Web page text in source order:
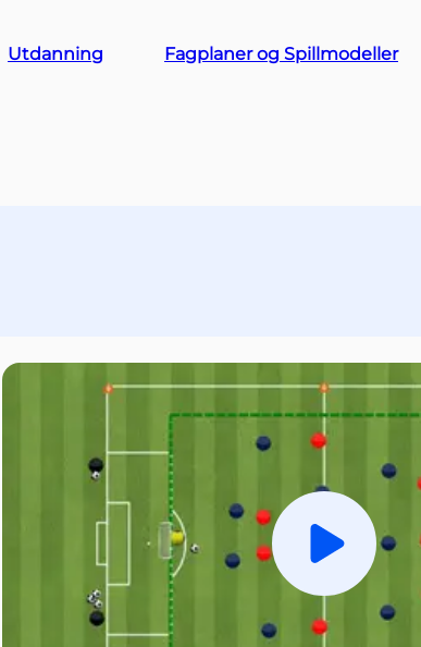
Utdanning Fagplaner og Spillmodeller
Spill av